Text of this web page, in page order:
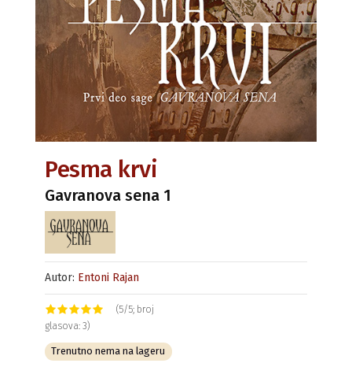
Pesma krvi
Gavranova sena 1
Autor: Entoni Rajan
(5/5; broj
glasova: 3)
Trenutno nema na lageru